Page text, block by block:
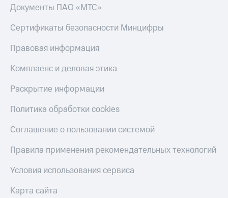
Документы ПАО «МТС»
Сертификаты безопасности Минцифры
Правовая информация
Комплаенс и деловая этика
Раскрытие информации
Политика обработки cookies
Соглашение о пользовании системой
Правила применения рекомендательных технологий
Условия использования сервиса
Карта сайта